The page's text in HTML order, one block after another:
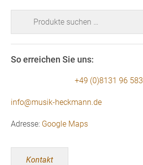
So erreichen Sie uns:
+49 (0)8131 96 583
info@musik-heckmann.de
Adresse: Google Maps
Kontakt